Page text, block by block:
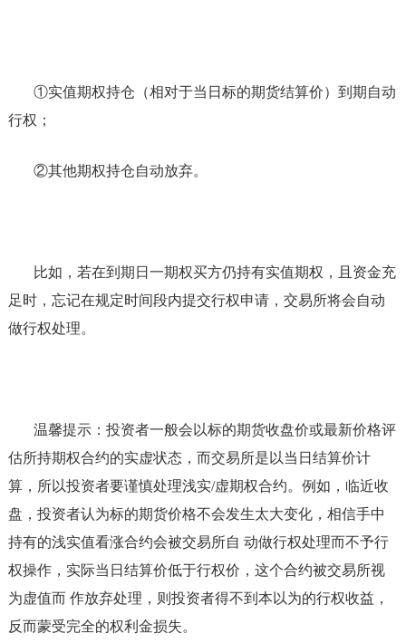
①实值期权持仓（相对于当日标的期货结算价）到期自动
行权；
②其他期权持仓自动放弃。
比如，若在到期日一期权买方仍持有实值期权，且资金充
足时，忘记在规定时间段内提交行权申请，交易所将会自动
做行权处理。
温馨提示：投资者一般会以标的期货收盘价或最新价格评
估所持期权合约的实虚状态，而交易所是以当日结算价计
算，所以投资者要谨慎处理浅实/虚期权合约。例如，临近收
盘，投资者认为标的期货价格不会发生太大变化，相信手中
持有的浅实值看涨合约会被交易所自 动做行权处理而不予行
权操作，实际当日结算价低于行权价，这个合约被交易所视
为虚值而 作放弃处理，则投资者得不到本以为的行权收益，
反而蒙受完全的权利金损失。